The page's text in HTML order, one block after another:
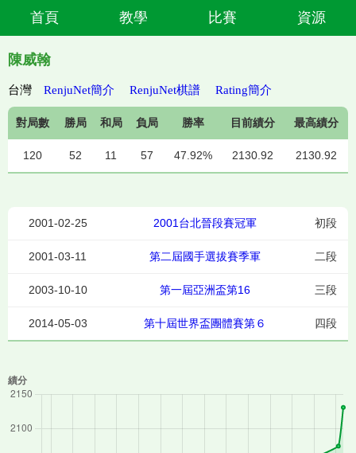
首頁 教學 比賽 資源
陳威翰
台灣 RenjuNet簡介 RenjuNet棋譜 Rating簡介
對局數 勝局 和局 負局 勝率 目前績分 最高績分
120 52 11 57 47.92% 2130.92 2130.92
2001-02-25 2001台北晉段賽冠軍 初段
2001-03-11 第二屆國手選拔賽季軍 二段
2003-10-10 第一屆亞洲盃第16 三段
2014-05-03 第十屆世界盃團體賽第６ 四段